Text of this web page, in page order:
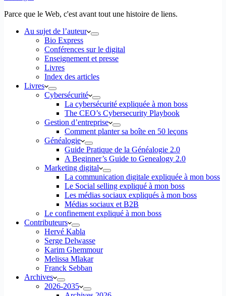
Parce que le Web, c'est avant tout une histoire de liens.
Au sujet de l’auteur
Bio Express
Conférences sur le digital
Enseignement et presse
Livres
Index des articles
Livres
Cybersécurité
La cybersécurité expliquée à mon boss
The CEO’s Cybersecurity Playbook
Gestion d’entreprise
Comment planter sa boîte en 50 leçons
Généalogie
Guide Pratique de la Généalogie 2.0
A Beginner’s Guide to Genealogy 2.0
Marketing digital
La communication digitale expliquée à mon boss
Le Social selling expliqué à mon boss
Les médias sociaux expliqués à mon boss
Médias sociaux et B2B
Le confinement expliqué à mon boss
Contributeurs
Hervé Kabla
Serge Delwasse
Karim Ghemmour
Melissa Mlakar
Franck Sebban
Archives
2026-2035